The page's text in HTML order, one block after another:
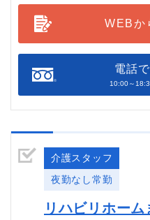
WEBか
電話
10:00～
介護スタッフ
夜勤なし常勤
リハビリホー